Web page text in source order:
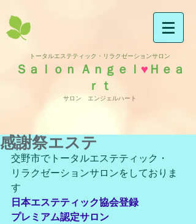
トータルエステティック・リラクゼーションサロン
Ｓａｌｏｎ Ａｎｇｅｌ ♥ Ｈｅａ
ｒｔ
サロン エンジェルハート
感謝祭エステ
交野市でトータルエステティック・
リラクゼーションサロンをしておりま
す
日本エステティック協会登録
プレミアム認定サロン